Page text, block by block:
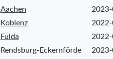
Aachen 2023-
Koblenz 2022-
Fulda 2022-
Rendsburg-Eckernförde 2023-